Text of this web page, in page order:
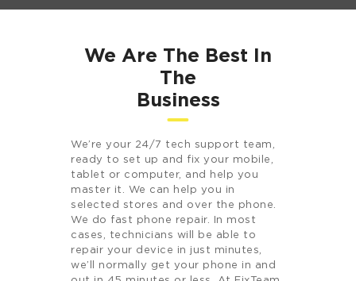
ΥΠΗΡΕΣΙΕΣ
We Are The Best In
The
Business
We’re your 24/7 tech support team,
ready to set up and fix your mobile,
tablet or computer, and help you
master it. We can help you in
selected stores and over the phone.
We do fast phone repair. In most
cases, technicians will be able to
repair your device in just minutes,
we’ll normally get your phone in and